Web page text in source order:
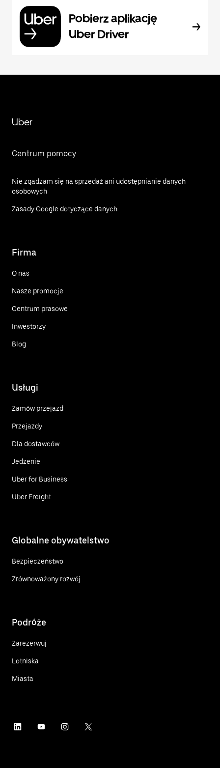
Pobierz aplikację
Uber Driver
Uber
Centrum pomocy
Nie zgadzam się na sprzedaż ani udostępnianie danych
osobowych
Zasady Google dotyczące danych
Firma
O nas
Nasze promocje
Centrum prasowe
Inwestorzy
Blog
Usługi
Zamów przejazd
Przejazdy
Dla dostawców
Jedzenie
Uber for Business
Uber Freight
Globalne obywatelstwo
Bezpieczeństwo
Zrównoważony rozwój
Podróże
Zarezerwuj
Lotniska
Miasta